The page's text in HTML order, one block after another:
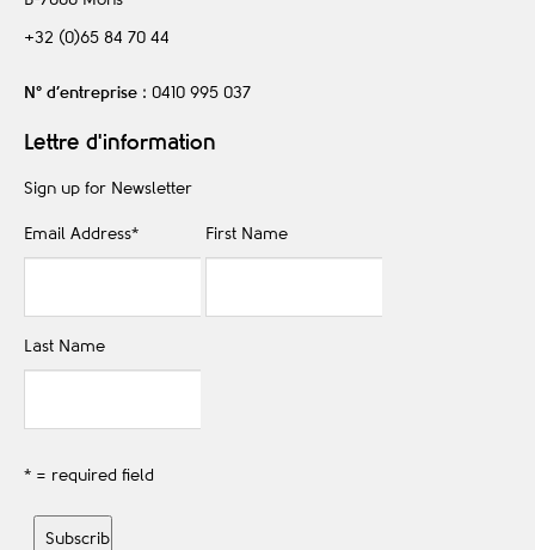
+32 (0)65 84 70 44
N° d’entreprise : 0410 995 037
Lettre d'information
Sign up for Newsletter
Email Address* First Name
Last Name
* = required field